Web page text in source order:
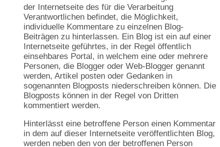
der Internetseite des für die Verarbeitung
Verantwortlichen befindet, die Möglichkeit,
individuelle Kommentare zu einzelnen Blog-
Beiträgen zu hinterlassen. Ein Blog ist ein auf einer
Internetseite geführtes, in der Regel öffentlich
einsehbares Portal, in welchem eine oder mehrere
Personen, die Blogger oder Web-Blogger genannt
werden, Artikel posten oder Gedanken in
sogenannten Blogposts niederschreiben können. Die
Blogposts können in der Regel von Dritten
kommentiert werden.
Hinterlässt eine betroffene Person einen Kommentar
in dem auf dieser Internetseite veröffentlichten Blog,
werden neben den von der betroffenen Person